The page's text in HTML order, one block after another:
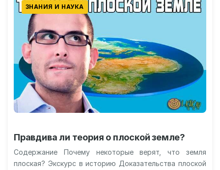
ЗНАНИЯ И НАУКА
Правдива ли теория о плоской земле?
Содержание Почему некоторые верят, что земля
плоская? Экскурс в историю Доказательства плоской